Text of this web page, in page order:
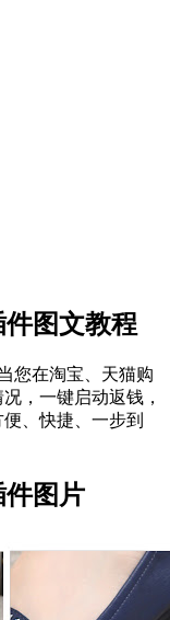
图文教程
您在淘宝、天猫购
，一键启动返钱，
、快捷、一步到
件图片